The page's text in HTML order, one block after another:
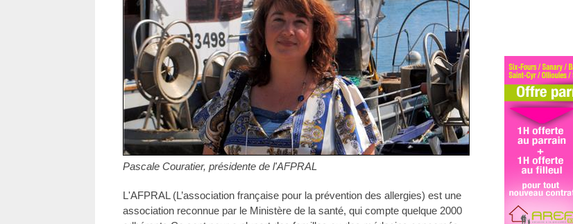
Pascale Couratier, présidente de l'AFPRAL
L'AFPRAL (L’association française pour la prévention des allergies) est une
association reconnue par le Ministère de la santé, qui compte quelque 2000